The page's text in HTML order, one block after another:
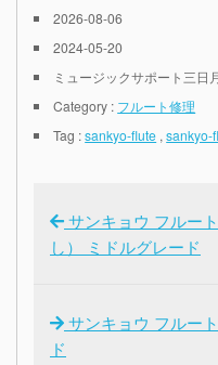
2026-08-06
2024-05-20
ミュージックサポート三日
Category : フルート修理
Tag :sankyo-flute ,sankyo-
サンキョウ フルー
し） ミドルグレード
サンキョウ フルー
ド